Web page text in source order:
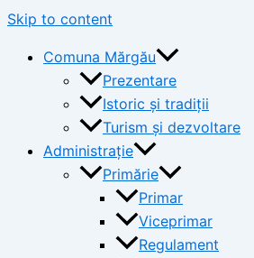
Skip to content
Comuna Mărgău
Prezentare
Istoric și tradiții
Turism și dezvoltare
Administrație
Primărie
Primar
Viceprimar
Regulament